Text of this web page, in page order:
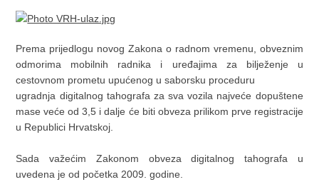
Prema prijedlogu novog Zakona o radnom vremenu, obveznim
odmorima mobilnih radnika i uređajima za bilježenje u
cestovnom prometu upućenog u saborsku proceduru
ugradnja digitalnog tahografa za sva vozila najveće dopuštene
mase veće od 3,5 i dalje će biti obveza prilikom prve registracije
u Republici Hrvatskoj.
Sada važećim Zakonom obveza digitalnog tahografa u
uvedena je od početka 2009. godine.